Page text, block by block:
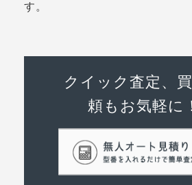
す。
クイック査定、
頼もお気軽に！